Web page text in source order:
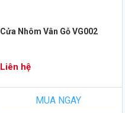
Cửa Nhôm Vân Gỗ VG002
Liên hệ
MUA NGAY